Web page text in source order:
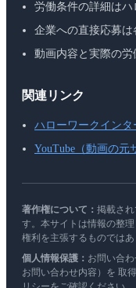
労働条件の詳細は
企業への直接応募は
動画内容と実際の
関連リンク
ハローワークインタ
YouTube（動画の元
著作権について： 掲載さ
す。本サイトは情報の整
権利を主張するものではあ
個人情報保護： お問い合
お問い合わせ内容）を 取